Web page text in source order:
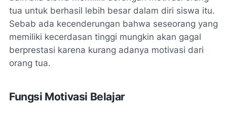
tua untuk berhasil lebih besar dalam diri siswa itu.
Sebab ada kecenderungan bahwa seseorang yang
memiliki kecerdasan tinggi mungkin akan gagal
berprestasi karena kurang adanya motivasi dari
orang tua.
Fungsi Motivasi Belajar